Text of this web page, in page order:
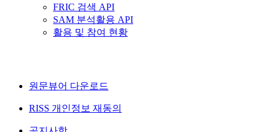
FRIC 검색 API
SAM 분석활용 API
활용 및 참여 현황
원문뷰어 다운로드
RISS 개인정보 재동의